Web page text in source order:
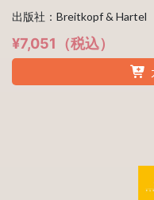
出版社：Breitkopf & Hartel
¥7,051（税込）